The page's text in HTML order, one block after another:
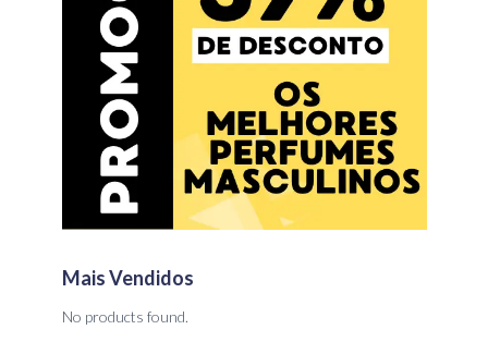
Mais Vendidos
No products found.